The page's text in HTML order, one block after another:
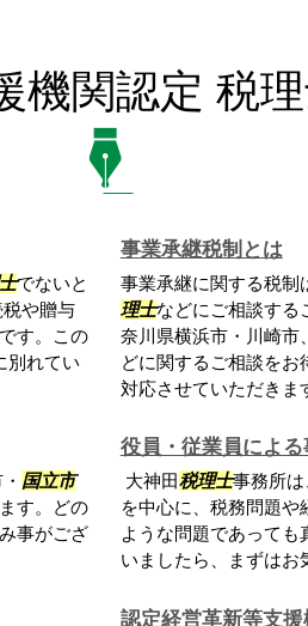
機関認定 税
でないと
や贈与
す。この
別れてい
事業承継税制とは
事業承継に関する税制
理士などにご相談する
奈川県横浜市・川崎市
どに関するご相談をお
対応させていただきま
国立市
す。どの
事がござ
役員・従業員によ
大神田税理士事務所は
を中心に、税務問題
ような問題であって
いましたら、まずはお
認定経営革新等支